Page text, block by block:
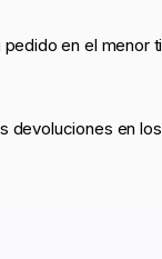
en el menor
devoluciones en